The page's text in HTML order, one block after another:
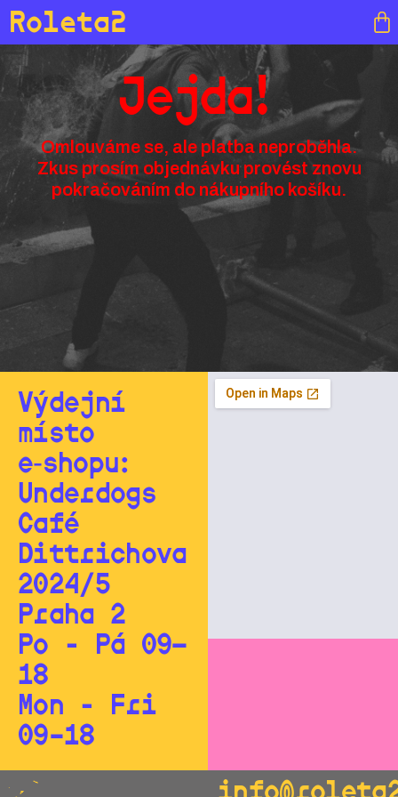
Roleta2
Jejda!
Omlouváme se, ale platba neproběhla.
Zkus prosím objednávku provést znovu
pokračováním do nákupního košíku.
Výdejní
místo
e‑shopu:
Underdogs
Café
Dittrichova
2024/5
Praha 2
Po - Pá 09—
18
Mon - Fri
09–18